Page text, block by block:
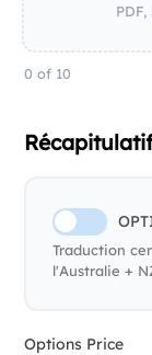
0 of 10
Traduction
l'Australie +
Options Price